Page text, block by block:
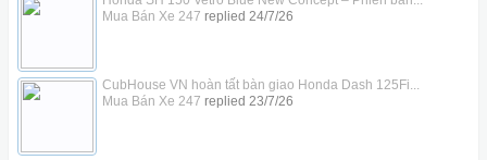
Mua Bán Xe 247 replied 24/7/26
CubHouse VN hoàn tất bàn giao Honda Dash 125Fi...
Mua Bán Xe 247 replied 23/7/26